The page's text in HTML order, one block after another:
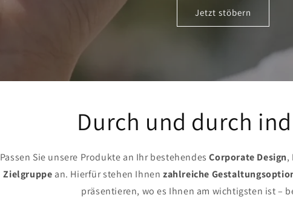
Jetzt stöbern
Durch und durch
Passen Sie unsere Produkte an Ihr bestehendesCorporate Design,
Zielgruppe an. Hierfür stehen Ihnen zahlreiche
präsentieren, wo es Ihnen am wichtigsten ist –